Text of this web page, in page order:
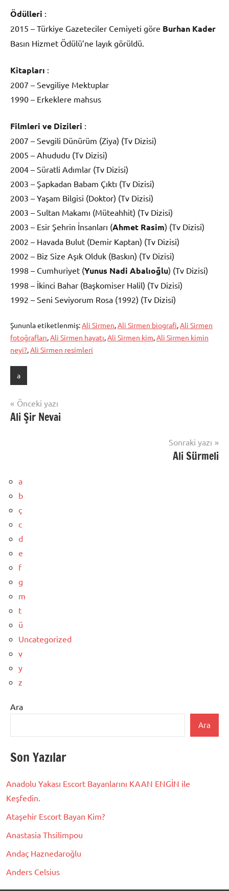
Ödülleri :
2015 – Türkiye Gazeteciler Cemiyeti göre Burhan Kader
Basın Hizmet Ödülü’ne layık görüldü.
Kitapları :
2007 – Sevgiliye Mektuplar
1990 – Erkeklere mahsus
Filmleri ve Dizileri :
2007 – Sevgili Dünürüm (Ziya) (Tv Dizisi)
2005 – Ahududu (Tv Dizisi)
2004 – Süratli Adımlar (Tv Dizisi)
2003 – Şapkadan Babam Çıktı (Tv Dizisi)
2003 – Yaşam Bilgisi (Doktor) (Tv Dizisi)
2003 – Sultan Makamı (Müteahhit) (Tv Dizisi)
2003 – Esir Şehrin İnsanları (Ahmet Rasim) (Tv Dizisi)
2002 – Havada Bulut (Demir Kaptan) (Tv Dizisi)
2002 – Biz Size Aşık Olduk (Baskın) (Tv Dizisi)
1998 – Cumhuriyet (Yunus Nadi Abalıoğlu) (Tv Dizisi)
1998 – İkinci Bahar (Başkomiser Halil) (Tv Dizisi)
1992 – Seni Seviyorum Rosa (1992) (Tv Dizisi)
Şununla etiketlenmiş:Ali Sirmen,Ali Sirmen biografi,Ali Sirmen
fotoğrafları,Ali Sirmen hayatı,Ali Sirmen kim,Ali Sirmen kimin
neyi?,Ali Sirmen resimleri
a
Yazı
gezinmesi
Önceki yazı
Ali Şir Nevai
Sonraki yazı
Ali Sürmeli
a
b
ç
c
d
e
f
g
m
t
ü
Uncategorized
v
y
z
Ara
Ara
Son Yazılar
Anadolu Yakası Escort Bayanlarını KAAN ENGİN ile
Keşfedin.
Ataşehir Escort Bayan Kim?
Anastasia Thsilimpou
Andaç Haznedaroğlu
Anders Celsius